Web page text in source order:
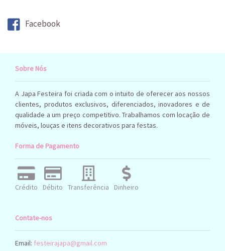
Facebook
Sobre Nós
A Japa Festeira foi criada com o intuito de oferecer aos nossos
clientes, produtos exclusivos, diferenciados, inovadores e de
qualidade a um preço competitivo. Trabalhamos com locação de
móveis, louças e itens decorativos para festas.
Forma de Pagamento
Crédito Débito Transferência Dinheiro
Contate-nos
Email: festeirajapa@gmail.com